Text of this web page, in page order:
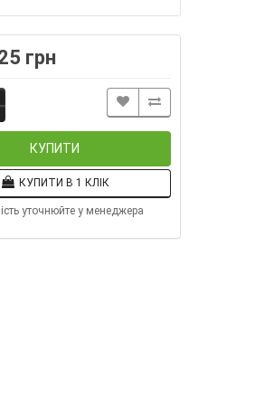
грн
КУПИТИ
КУПИТИ В 1 КЛІК
уточнюйте у менеджера